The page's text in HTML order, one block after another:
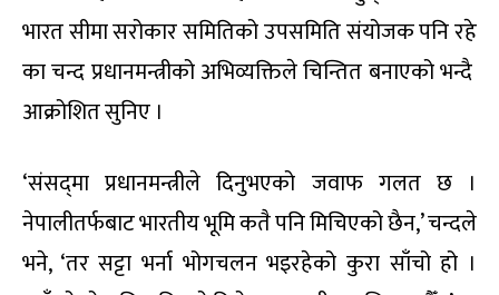
भारत सीमा सरोकार समितिको उपसमिति संयोजक पनि रहे
का चन्द प्रधानमन्त्रीको अभिव्यक्तिले चिन्तित बनाएको भन्दै
आक्रोशित सुनिए ।
‘संसद्‌मा प्रधानमन्त्रीले दिनुभएको जवाफ गलत छ ।
नेपालीतर्फबाट भारतीय भूमि कतै पनि मिचिएको छैन,’ चन्दले
भने, ‘तर सट्टा भर्ना भोगचलन भइरहेको कुरा साँचो हो ।